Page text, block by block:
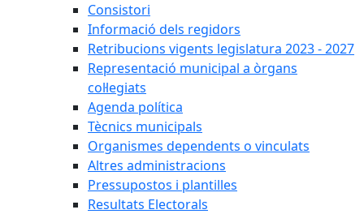
Consistori
Informació dels regidors
Retribucions vigents legislatura 2023 - 2027
Representació municipal a òrgans
col·legiats
Agenda política
Tècnics municipals
Organismes dependents o vinculats
Altres administracions
Pressupostos i plantilles
Resultats Electorals